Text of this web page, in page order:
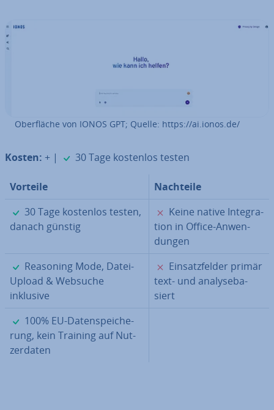
Ober­flä­che von IONOS GPT; Quelle: https://ai.ionos.de/
Kosten: + | ✓
30 Tage kostenlos testen
Vorteile
Nachteile
✓
30 Tage kostenlos testen,
danach günstig
✗
Keine native In­te­gra­
ti­on in Office-An­wen­
dun­gen
✓
Reasoning Mode, Datei-
Upload & Websuche
inklusive
✗
Ein­satz­fel­der primär
text- und ana­ly­se­ba­
siert
✓
100% EU-Da­ten­spei­che­
rung, kein Training auf Nut­
zer­da­ten